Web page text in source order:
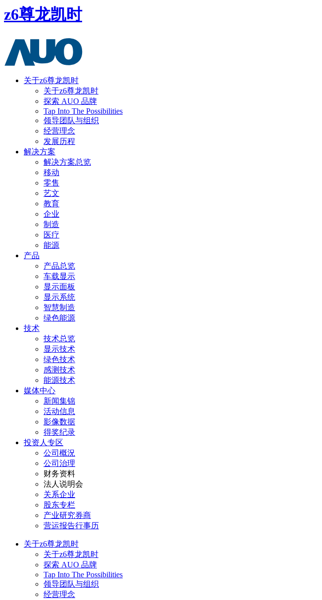
z6尊龙凯时
关于z6尊龙凯时
关于z6尊龙凯时
探索 AUO 品牌
Tap Into The Possibilities
领导团队与组织
经营理念
发展历程
解决方案
解决方案总览
移动
零售
艺文
教育
企业
制造
医疗
能源
产品
产品总览
车载显示
显示面板
显示系统
智慧制造
绿色能源
技术
技术总览
显示技术
绿色技术
感测技术
能源技术
媒体中心
新闻集锦
活动信息
影像数据
得奖纪录
投资人专区
公司概況
公司治理
财务资料
法人说明会
关系企业
股东专栏
产业研究券商
营运报告行事历
关于z6尊龙凯时
关于z6尊龙凯时
探索 AUO 品牌
Tap Into The Possibilities
领导团队与组织
经营理念